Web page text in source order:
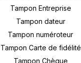
Tampon Entreprise
Tampon dateur
Tampon numéroteur
Tampon Carte de fidélité
Tampon Chèque